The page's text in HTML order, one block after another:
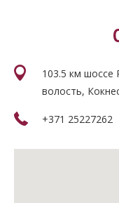
103.5 км шоссе
волость,
+371 25227262